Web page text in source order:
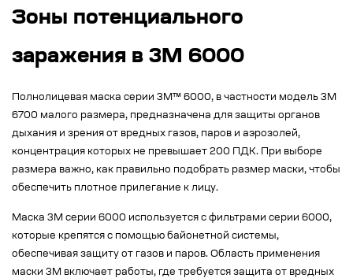
Зоны потенциального
заражения в 3M 6000
Полнолицевая маска серии 3М™ 6000, в частности модель 3М
6700 малого размера, предназначена для защиты органов
дыхания и зрения от вредных газов, паров и аэрозолей,
концентрация которых не превышает 200 ПДК. При выборе
размера важно, как правильно подобрать размер маски, чтобы
обеспечить плотное прилегание к лицу.
Маска 3М серии 6000 используется с фильтрами серии 6000,
которые крепятся с помощью байонетной системы,
обеспечивая защиту от газов и паров. Область применения
маски 3М включает работы, где требуется защита от вредных